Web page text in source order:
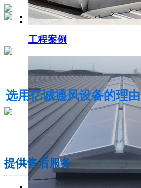
电动采光排烟天窗
工程案例
选用亿诚通风设备的理由
提供售后服务